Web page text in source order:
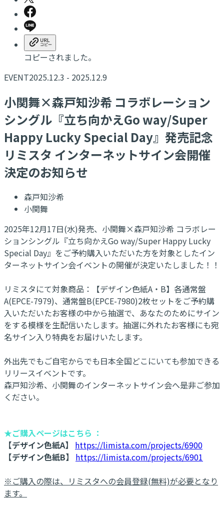
コピーされました。
EVENT2025.12.3 - 2025.12.9
​小関舞×森戸知沙希 コラボレーション
シングル『立ち向かえGo way/Super
Happy Lucky Special Day​』発売記念
リミスタ インターネットサイン会開催
決定のお知らせ
森戸知沙希
小関舞
2025年12月17日(水)発売、小関舞×森戸知沙希 コラボレー
ションシングル『立ち向かえGo way/Super Happy Lucky
Special Day​』をご予約購入いただいた方を対象としたイン
ターネットサイン会イベントの開催が決定いたしました！！
リミスタにて対象商品：【デザイン色紙A・B】各通常盤
A(EPCE-7979)、通常盤B(EPCE-7980)2枚セットをご予約購
入いただいたお客様の中から抽選で、あなたのためにサイン
をする模様を生配信いたします。抽選に外れたお客様にも宛
名サイン入り特典をお届けいたします。
外出先でもご自宅からでも日本全国どこにいても参加できる
リリースイベントです。
森戸知沙希、小関舞のインターネットサイン会へ是非ご参加
ください。
★ご購入ページはこちら ：
【デザイン色紙A】
https://limista.com/projects/6900
【デザイン色紙B】
https://limista.com/projects/6901
※ご購入の際は、リミスタへの会員登録(無料)が必要となり
ます。